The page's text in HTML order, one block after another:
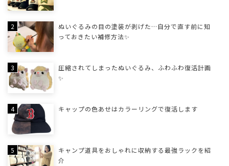
ぬいぐるみの目の塗装が剥げた…自分で直す前に知
っておきたい補修方法✨
圧縮されてしまったぬいぐるみ、ふわふわ復活計画
✨
キャップの色あせはカラーリングで復活します
キャンプ道具をおしゃれに収納する最強ラックを紹
介